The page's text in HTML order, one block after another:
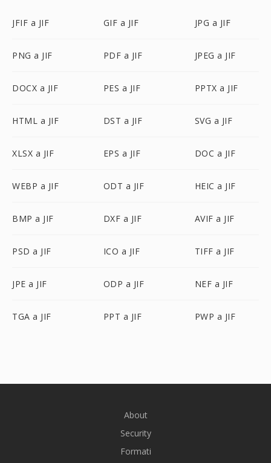
JFIF a JIF GIF a JIF JPG a JIF
PNG a JIF PDF a JIF JPEG a JIF
DOCX a JIF PES a JIF PPTX a JIF
HTML a JIF DST a JIF SVG a JIF
XLSX a JIF EPS a JIF DOC a JIF
WEBP a JIF ODT a JIF HEIC a JIF
BMP a JIF DXF a JIF AVIF a JIF
PSD a JIF ICO a JIF TIFF a JIF
JPE a JIF ODP a JIF NEF a JIF
TGA a JIF PPT a JIF PWP a JIF
About
Security
Formati